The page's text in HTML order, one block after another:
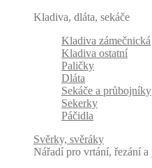
Kladiva, dláta, sekáče
Kladiva zámečnická
Kladiva ostatní
Paličky
Dláta
Sekáče a průbojníky
Sekerky
Páčidla
Svěrky, svěráky
Nářadí pro vrtání, řezání